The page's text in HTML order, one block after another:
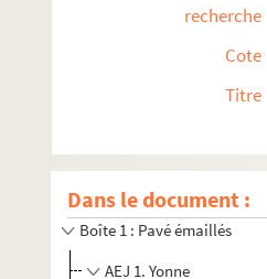
recherche
Cote
Titre
Dans le document :
Boîte 1 : Pavé émaillés
AEJ 1. Yonne